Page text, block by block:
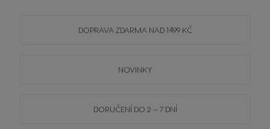
DOPRAVA ZDARMA NAD 1499 KČ
NOVINKY
DORUČENÍ DO 2 – 7 DNÍ